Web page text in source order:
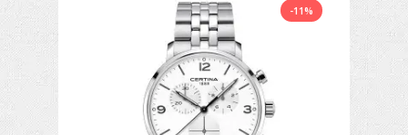
-11%